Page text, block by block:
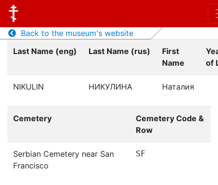
Back to the museum's website
Last Name (eng)
Last Name (rus)
First
Name
of
NIKULIN НИКУЛИНА Наталия
Cemetery
Cemetery Code &
Row
Serbian Cemetery near San
Francisco
SF